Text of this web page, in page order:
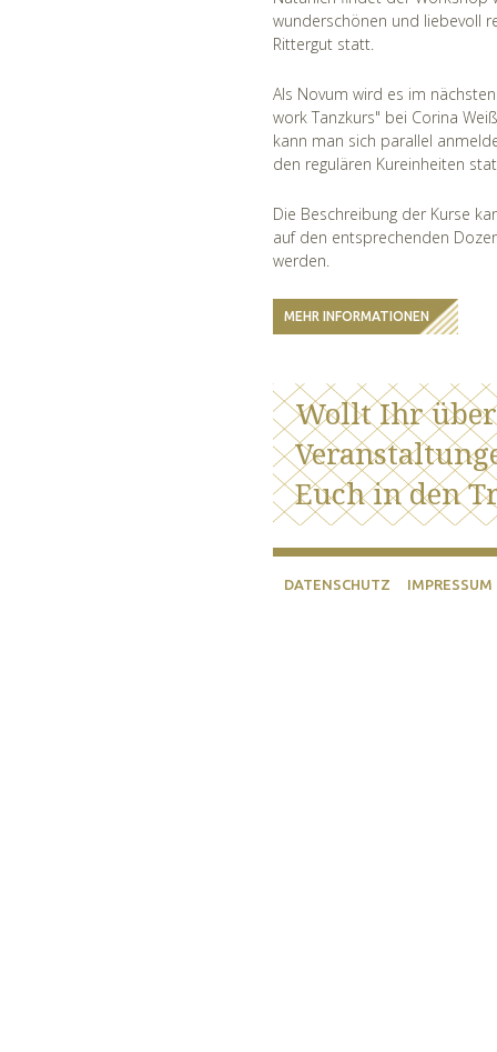
wunderschönen und liebevoll
Rittergut statt.
Als Novum wird es im
work Tanzkurs" bei Corina
kann man sich parallel
den regulären Kureinheiten
Die Beschreibung der Kurse
auf den entsprechenden
werden.
MEHR INFORMATIONEN
Wollt Ihr über
Euch in den
DATENSCHUTZ IMPRESSUM